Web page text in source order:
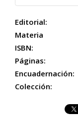
Editorial:
Materia
ISBN:
Páginas:
Encuadernación:
Colección: